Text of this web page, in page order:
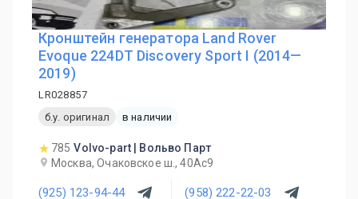
Кронштейн генератора Land Rover
Evoque 224DТ Discovery Sport I (2014—
2019)
LR028857
б.у. оригинал
в наличии
785 Volvo-part | Вольво Парт
Москва, Очаковское ш., 40Ас9
(925) 123-94-44 (958) 222-22-03